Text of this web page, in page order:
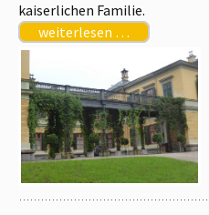
kaiserlichen Familie.
weiterlesen …